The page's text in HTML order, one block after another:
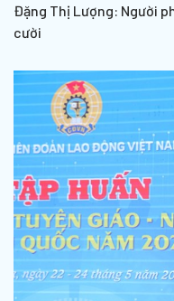
Đặng Thị Lượng: Người
cười